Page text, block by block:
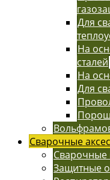
Для
На
сталей
На
Для
Сварочные
Сварочные
Защитные